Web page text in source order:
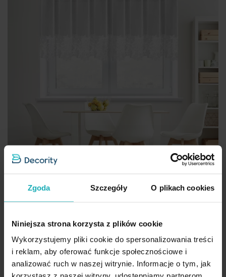
Zgoda Szczegóły O plikach cookies
Niniejsza strona korzysta z plików cookie
Wykorzystujemy pliki cookie do spersonalizowania treści
i reklam, aby oferować funkcje społecznościowe i
analizować ruch w naszej witrynie. Informacje o tym, jak
Firana biała z etaminy zdobiona ażurową koronką 200x70 cm,
taśma - ARTEMIDA Eurofirany
66,43 zł -30%